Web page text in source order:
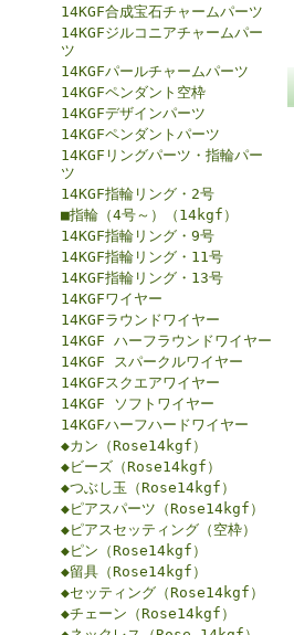
14KGF合成宝石チャームパーツ
14KGFジルコニアチャームパー
ツ
14KGFパールチャームパーツ
14KGFペンダント空枠
14KGFデザインパーツ
14KGFペンダントパーツ
14KGFリングパーツ・指輪パー
ツ
14KGF指輪リング・2号
■指輪（4号～）（14kgf）
14KGF指輪リング・9号
14KGF指輪リング・11号
14KGF指輪リング・13号
14KGFワイヤー
14KGFラウンドワイヤー
14KGF ハーフラウンドワイヤー
14KGF スパークルワイヤー
14KGFスクエアワイヤー
14KGF ソフトワイヤー
14KGFハーフハードワイヤー
◆カン（Rose14kgf）
◆ビーズ（Rose14kgf）
◆つぶし玉（Rose14kgf）
◆ピアスパーツ（Rose14kgf）
◆ピアスセッティング（空枠）
◆ピン（Rose14kgf）
◆留具（Rose14kgf）
◆セッティング（Rose14kgf）
◆チェーン（Rose14kgf）